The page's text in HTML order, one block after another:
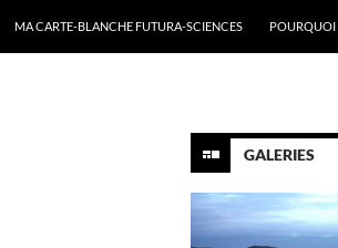
MA CARTE-BLANCHE FUTURA-SCIENCES
POURQUOI
GALERIES